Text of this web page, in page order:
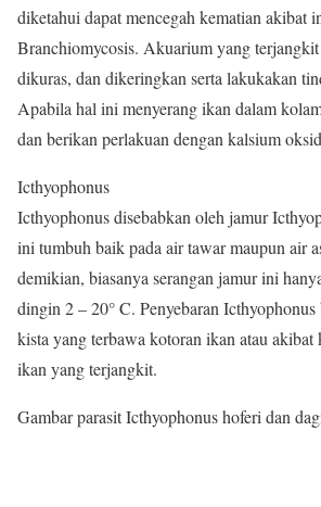
diketahui dapat mencegah kematian akibat
Branchiomycosis. Akuarium yang terjangkit
dikuras, dan dikeringkan serta lakukakan
Apabila hal ini menyerang ikan dalam
dan berikan perlakuan dengan kalsium
Icthyophonus
Icthyophonus disebabkan oleh jamur
ini tumbuh baik pada air tawar maupun air
demikian, biasanya serangan jamur ini
dingin 2 – 20° C. Penyebaran
kista yang terbawa kotoran ikan atau akibat
ikan yang terjangkit.
Gambar parasit Icthyophonus hoferi dan